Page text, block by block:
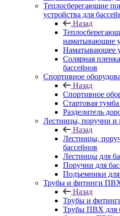
Теплосберегающие
устройства для
Назад
наматывающие
Наматывающее
Солярная
бассейнов
Спортивное
Назад
Спортивное
Стартовая
Разделитель
Лестницы, поручни и
Назад
Лестницы,
бассейнов
Лестницы для
Поручни для
Подъемники для
Трубы и фитинги ПВХ
Назад
Трубы и
Трубы ПВХ для